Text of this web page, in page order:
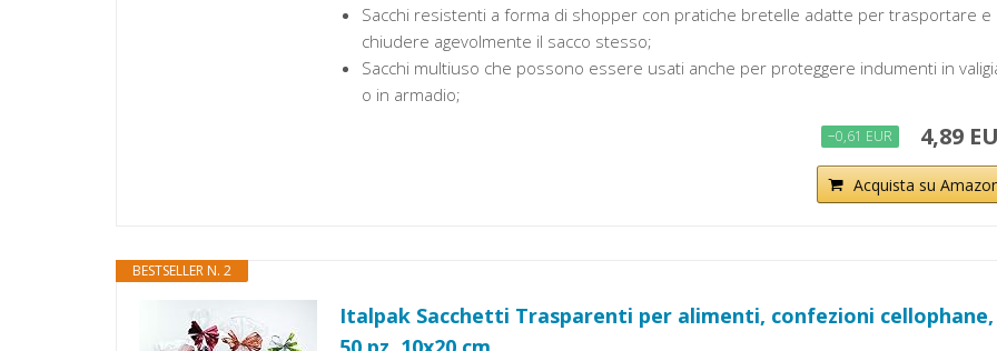
Sacchi resistenti a forma di shopper con pratiche bretelle adatte per trasportare e
chiudere agevolmente il sacco stesso;
Sacchi multiuso che possono essere usati anche per proteggere indumenti in
o in armadio;
−0,61 EUR 4,89
Acquista su
BESTSELLER N. 2
Italpak Sacchetti Trasparenti per alimenti, confezioni cellophane,